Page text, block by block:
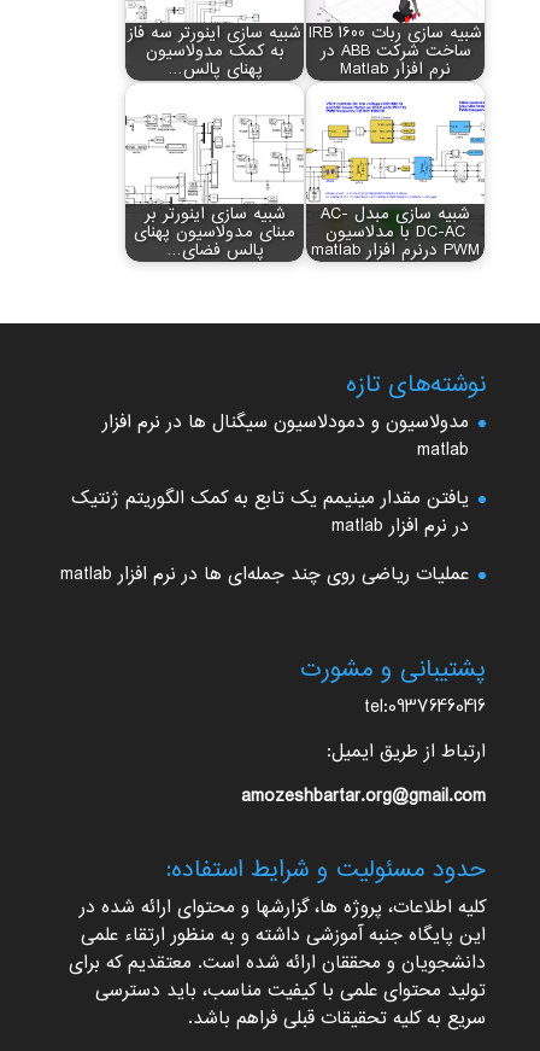
شبیه سازی ربات IRB 1600
ساخت شرکت ABB در
نرم افزار Matlab
شبیه سازی اینورتر سه فاز
به کمک مدولاسیون
پهنای پالس…
شبیه سازی مبدل AC-
DC-AC با مدلاسیون
PWM درنرم افزار matlab
شبیه سازی اینورتر بر
مبنای مدولاسیون پهنای
پالس فضای…
نوشته‌های تازه
مدولاسیون و دمودلاسیون سیگنال ها در نرم افزار
matlab
یافتن مقدار مینیمم یک تابع به کمک الگوریتم ژنتیک
در نرم افزار matlab
عملیات ریاضی روی چند جمله‌ای ها در نرم افزار matlab
پشتیبانی و مشورت
tel:09376460416
ارتباط از طریق ایمیل:
amozeshbartar.org@gmail.com
حدود مسئولیت و شرایط استفاده:
کلیه اطلاعات، پروژه ها، گزارشها و محتوای ارائه شده در
این پایگاه جنبه آموزشی داشته و به منظور ارتقاء علمی
دانشجویان و محققان ارائه شده است. معتقدیم که برای
تولید محتوای علمی با کیفیت مناسب، باید دسترسی
سریع به کلیه تحقیقات قبلی فراهم باشد.